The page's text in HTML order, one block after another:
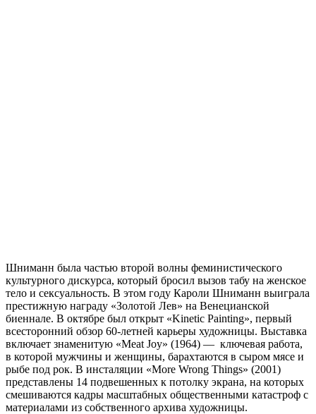
Шниманн была частью второй волны феминистического
культурного дискурса, который бросил вызов табу на женское
тело и сексуальность. В этом году Кароли Шниманн выиграла
престижную награду «Золотой Лев» на Венецианской
биеннале. В октябре был открыт «Kinetic Painting», первый
всесторонний обзор 60-летней карьеры художницы. Выставка
включает знаменитую «Meat Joy» (1964) — ключевая работа,
в которой мужчины и женщины, барахтаются в сыром мясе и
рыбе под рок. В инсталяции «More Wrong Things» (2001)
представлены 14 подвешенных к потолку экрана, на которых
смешиваются кадры масштабных общественными катастроф с
материалами из собственного архива художницы.